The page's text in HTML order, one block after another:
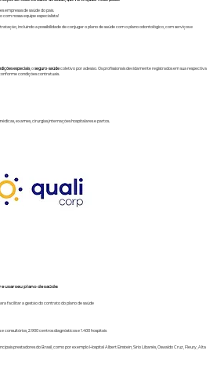
empresas de saúde do país.
com nossa equipe especialista!
incluindo a possibilidade de conjugar o plano de saúde com o plano odontológico, com serviços e
especiais, oseguro-saúdecoletivo por adesão. Os profissionais devidamente registrados em sua respectiva
condições contratuais.
exames, cirurgias,internações hospitalares e partos.
usar seu plano de saúde:
facilitar a gestão do contrato do plano de saúde
consultórios, 2.900 centros diagnósticos e 1.400 hospitais
prestadores do Brasil, como por exemplo Hospital Albert Einstein, Sírio Libanês, Oswaldo Cruz, Fleury, Alta